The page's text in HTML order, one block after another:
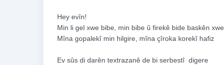
Hey evîn!
Min li gel xwe bibe, min bibe û firekê bide baskên xwe
Mîna gopalekî min hilgire, mîna çîroka korekî hafiz
Ev sûs di darên textrazanê de bi serbestî  digere